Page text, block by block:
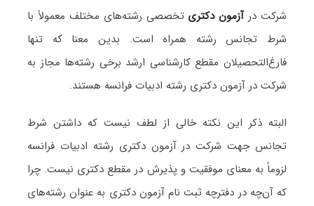
شرکت درآزمون دکتری تخصصی رشته‌های مختلف معمولاً با
شرط تجانس رشته همراه است. بدین معنا که تنها
فارغ‌التحصیلان مقطع کارشناسی ارشد برخی رشته‌ها مجاز به
شرکت در آزمون دکتری رشته ادبیات فرانسه هستند.
البته ذکر این نکته خالی از لطف نیست که داشتن شرط
تجانس جهت شرکت در آزمون دکتری رشته ادبیات فرانسه
لزوماً به معنای موفقیت و پذیرش در مقطع دکتری نیست. چرا
که آن‌چه در دفترچه ثبت نام آزمون دکتری به عنوان رشته‌های